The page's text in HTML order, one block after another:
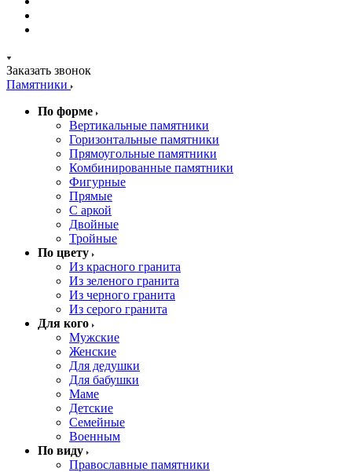
Заказать звонок
Памятники
По форме
Вертикальные памятники
Горизонтальные памятники
Прямоугольные памятники
Комбинированные памятники
Фигурные
Прямые
С аркой
Двойные
Тройные
По цвету
Из красного гранита
Из зеленого гранита
Из черного гранита
Из серого гранита
Для кого
Мужские
Женские
Для дедушки
Для бабушки
Маме
Детские
Семейные
Военным
По виду
Православные памятники